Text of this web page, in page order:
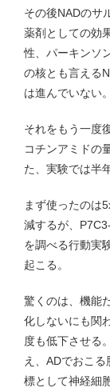
その後NADのサ
薬剤としての効
性、パーキンソ
の核とも言える
は進んでいない。
それをもう一度
コチンアミドの
た、実験では半
まず使ったのは
減するが、
を調べる行動実
起こる。
驚くのは、機能
化しないにも関
度も低下させる
え、ADでおこ
標として神経細